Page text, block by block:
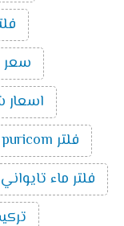
سعر
اسعار
فلتر puricom
فلتر ماء تايواني